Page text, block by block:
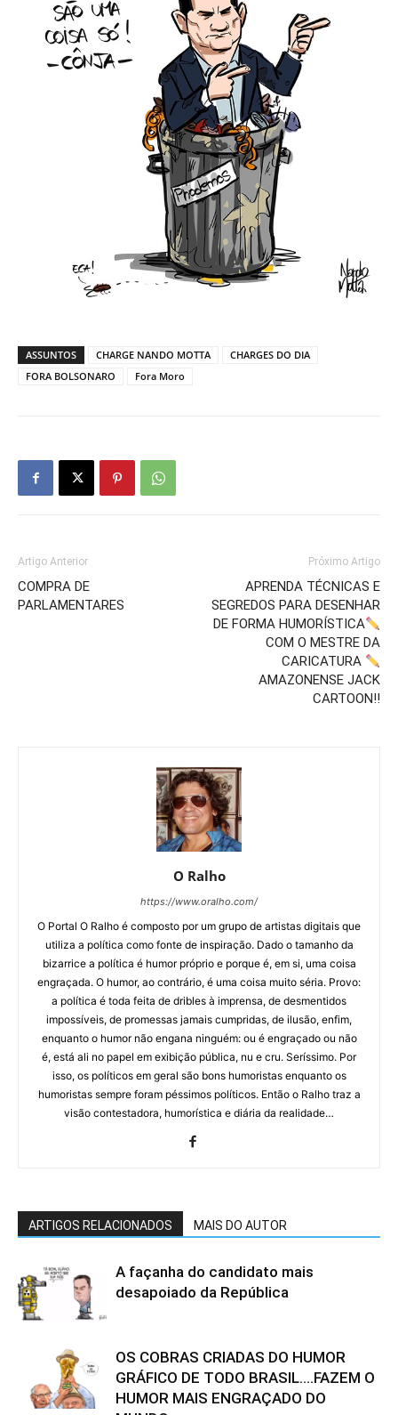
ASSUNTOS CHARGE NANDO MOTTA
CHARGES DO DIA
FORA BOLSONARO
Fora Moro
Artigo Anterior
COMPRA DE
PARLAMENTARES
Próximo Artigo
APRENDA TÉCNICAS E
SEGREDOS PARA DESENHAR
DE FORMA HUMORÍSTICA
COM O MESTRE DA
CARICATURA
AMAZONENSE JACK
CARTOON!!
O Ralho
https://www.oralho.com/
O Portal O Ralho é composto por um grupo de artistas digitais que
utiliza a política como fonte de inspiração. Dado o tamanho da
bizarrice a política é humor próprio e porque é, em si, uma coisa
engraçada. O humor, ao contrário, é uma coisa muito séria. Provo:
a política é toda feita de dribles à imprensa, de desmentidos
impossíveis, de promessas jamais cumpridas, de ilusão, enfim,
enquanto o humor não engana ninguém: ou é engraçado ou não
é, está ali no papel em exibição pública, nu e cru. Seríssimo. Por
isso, os políticos em geral são bons humoristas enquanto os
humoristas sempre foram péssimos políticos. Então o Ralho traz a
visão contestadora, humorística e diária da realidade…
ARTIGOS RELACIONADOS MAIS DO AUTOR
A façanha do candidato mais
desapoiado da República
OS COBRAS CRIADAS DO HUMOR
GRÁFICO DE TODO BRASIL….FAZEM O
HUMOR MAIS ENGRAÇADO DO